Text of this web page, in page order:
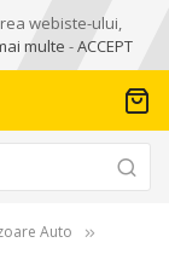
webiste-ului,
multe -ACCEPT
Auto